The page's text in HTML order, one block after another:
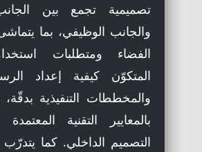
تصميمية تجمع بين
والجانب الوظيفي، بما
الفضاء ومتطلبات
المتكوّن كيفية إعداد
والمخططات التنفيذية بدقّة،
بالمعايير التقنية
التصميم الداخلي. كما يتدرّب